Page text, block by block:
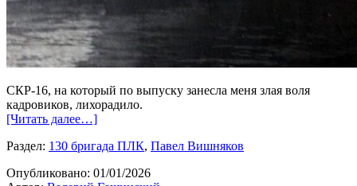
СКР-16, на который по выпуску занесла меня злая воля
кадровиков, лихорадило.
[Читать далее…]
Раздел: 130 бригада ПЛК, Павел Вишняков
Опубликовано: 01/01/2026